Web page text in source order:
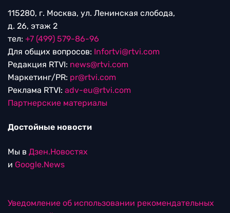
115280, г. Москва, ул. Ленинская слобода,
д. 26, этаж 2
тел: +7 (499) 579-86-96
Для общих вопросов: Infortvi@rtvi.com
Редакция RTVI: news@rtvi.com
Маркетинг/PR: pr@rtvi.com
Реклама RTVI: adv-eu@rtvi.com
Партнерские материалы
Достойные новости
Мы в Дзен.Новостях
и Google.News
Уведомление об использовании рекомендательных